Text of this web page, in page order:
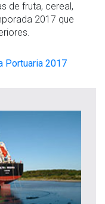
de fruta, cereal,
2017 que
Portuaria 2017